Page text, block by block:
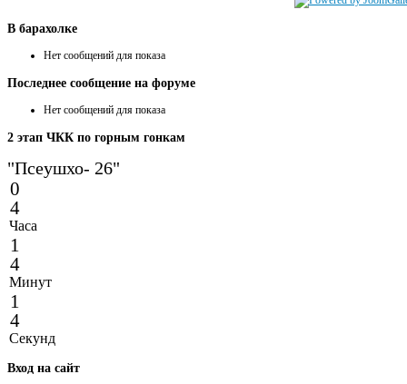
В барахолке
Нет сообщений для показа
Последнее сообщение на форуме
Нет сообщений для показа
2 этап ЧКК по горным гонкам
"Псеушхо- 26"
0
4
Часа
1
4
Минут
1
4
Секунд
Вход на сайт